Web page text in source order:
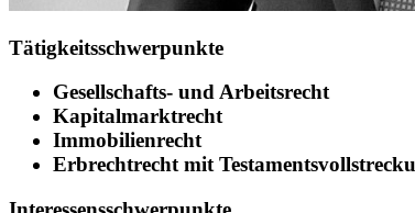
Tätigkeitsschwerpunkte
Gesellschafts- und Arbeitsrecht
Kapitalmarktrecht
Immobilienrecht
Erbrechtrecht mit